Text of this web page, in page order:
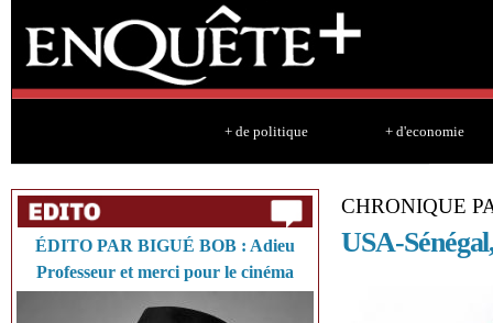
+ de politique + d'economie
ÉDITO PAR BIGUÉ BOB : Adieu
Professeur et merci pour le cinéma
CHRONIQUE
USA-